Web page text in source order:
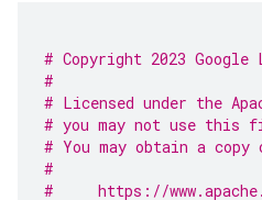
# Copyright 2023 Google
#
# Licensed under the
# you may not use this
# You may obtain a
#
#     https://